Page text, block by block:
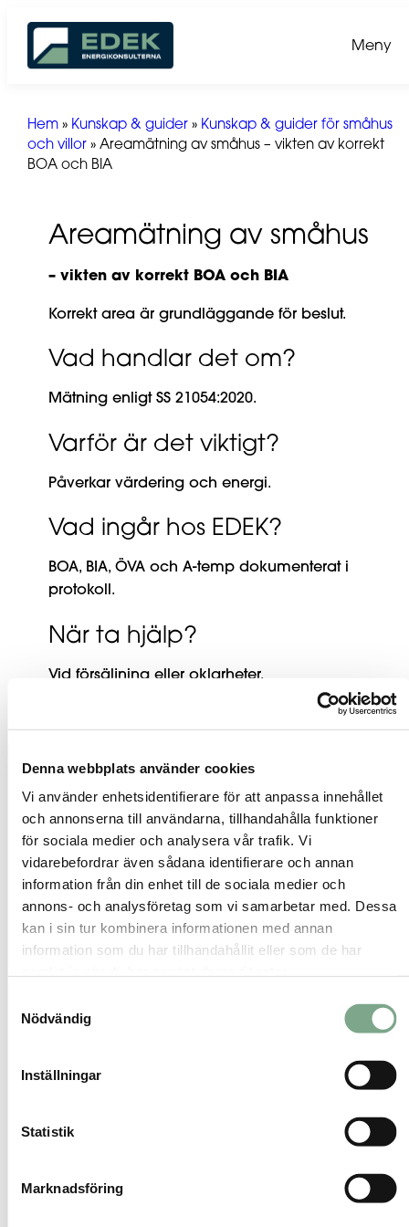
Denna webbplats använder cookies
Vi använder enhetsidentifierare för att anpassa innehållet
och annonserna till användarna, tillhandahålla funktioner
för sociala medier och analysera vår trafik. Vi
vidarebefordrar även sådana identifierare och annan
information från din enhet till de sociala medier och
annons- och analysföretag som vi samarbetar med. Dessa
kan i sin tur kombinera informationen med annan
information som du har tillhandahållit eller som de har
Nödvändig
Inställningar
Statistik
Marknadsföring
Hoppa
innehåll
Meny
Hem » Kunskap & guider » Kunskap & guider för småhus
och villor »Areamätning av småhus – vikten av korrekt
BOA och BIA
Areamätning av småhus
– vikten av korrekt BOA och BIA
Korrekt area är grundläggande för beslut.
Vad handlar det om?
Mätning enligt SS 21054:2020.
Varför är det viktigt?
Påverkar värdering och energi.
Vad ingår hos EDEK?
BOA, BIA, ÖVA och A-temp dokumenterat i
protokoll.
När ta hjälp?
Vid försäljning eller oklarheter.
Läs mer
Vikten och värdet av rätt areamätning Ladda ner
Behöver du hjälp att tolka vad som
gäller?
vara svåra att reda ut på egen hand. Vi
hjälper dig att förstå vad som gäller för din
byggnad och vilka steg som är klokast att ta.
Så fungerar det